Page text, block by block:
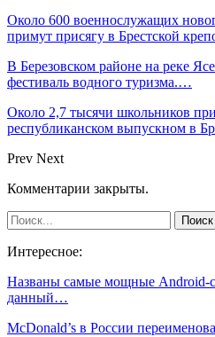
Около 600 военнослужащих
примут присягу в Брестской
В Березовском районе на реке
фестиваль водного туризма.…
Около 2,7 тысячи школьников
республиканском выпускном в
Prev Next
Комментарии закрыты.
Интересное:
Названы самые мощные Android-
данный…
McDonald’s в России